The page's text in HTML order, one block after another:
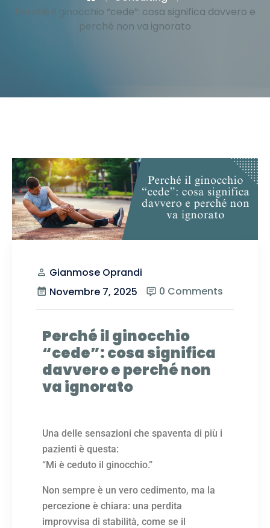
Perché il ginocchio “cede”: cosa significa davvero e
perché non va ignorato
Gianmose Oprandi
Novembre 7, 2025
0 Comments
Perché il ginocchio
“cede”: cosa significa
davvero e perché non
va ignorato
Una delle sensazioni che spaventa di più i
pazienti è questa:
“Mi è ceduto il ginocchio.”
Non sempre è un vero cedimento, ma la
percezione è chiara: una perdita
improvvisa di stabilità, come se il